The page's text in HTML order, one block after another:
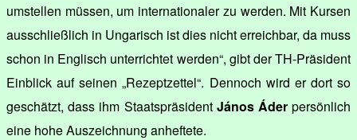
umstellen müssen, um internationaler zu werden. Mit Kursen
ausschließlich in Ungarisch ist dies nicht erreichbar, da muss
schon in Englisch unterrichtet werden“, gibt der TH-Präsident
Einblick auf seinen „Rezeptzettel“. Dennoch wird er dort so
geschätzt, dass ihm Staatspräsident János Áderpersönlich
eine hohe Auszeichnung anheftete.